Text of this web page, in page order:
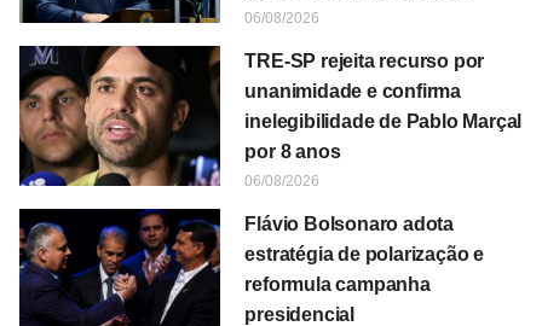
06/08/2026
TRE-SP rejeita recurso por
unanimidade e confirma
inelegibilidade de Pablo Marçal
por 8 anos
06/08/2026
Flávio Bolsonaro adota
estratégia de polarização e
reformula campanha
presidencial